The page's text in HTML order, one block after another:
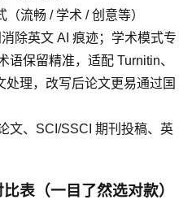
（流畅 / 学术 / 创意等）
除英文 AI 痕迹；学术模式专
语保留精准，适配 Turnitin、
处理，改写后论文更易通过国
文、SCI/SSCI 期刊投稿、英
表（一目了然选对款）